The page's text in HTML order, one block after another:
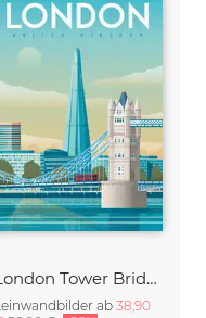
London Tower Bridge Travel Poster Art Print
ab 38,90